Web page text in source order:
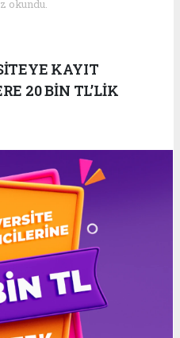
okundu.
KAYIT
20 BİN TL’LİK